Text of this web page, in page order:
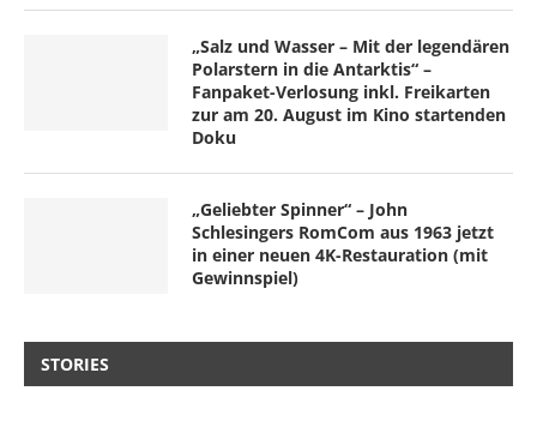
„Salz und Wasser – Mit der legendären
Polarstern in die Antarktis“ –
Fanpaket-Verlosung inkl. Freikarten
zur am 20. August im Kino startenden
Doku
„Geliebter Spinner“ – John
Schlesingers RomCom aus 1963 jetzt
in einer neuen 4K-Restauration (mit
Gewinnspiel)
STORIES